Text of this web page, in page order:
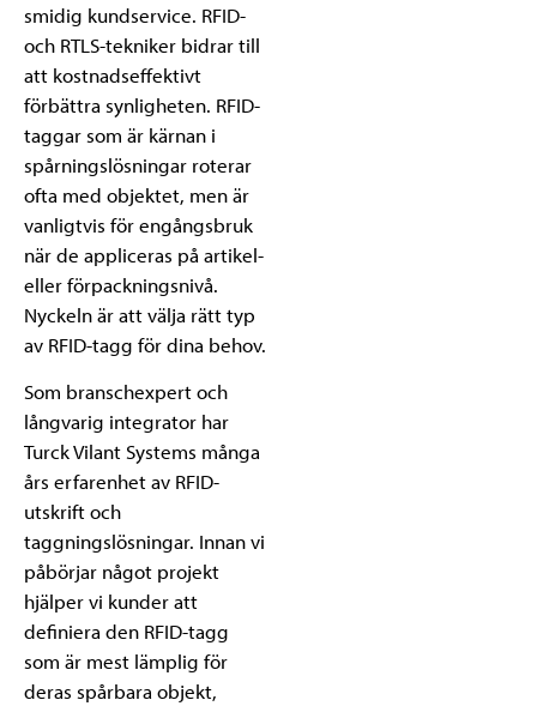
smidig kundservice. RFID-
och RTLS-tekniker bidrar till
att kostnadseffektivt
förbättra synligheten. RFID-
taggar som är kärnan i
spårningslösningar roterar
ofta med objektet, men är
vanligtvis för engångsbruk
när de appliceras på artikel-
eller förpackningsnivå.
Nyckeln är att välja rätt typ
av RFID-tagg för dina behov.
Som branschexpert och
långvarig integrator har
Turck Vilant Systems många
års erfarenhet av RFID-
utskrift och
taggningslösningar. Innan vi
påbörjar något projekt
hjälper vi kunder att
definiera den RFID-tagg
som är mest lämplig för
deras spårbara objekt,